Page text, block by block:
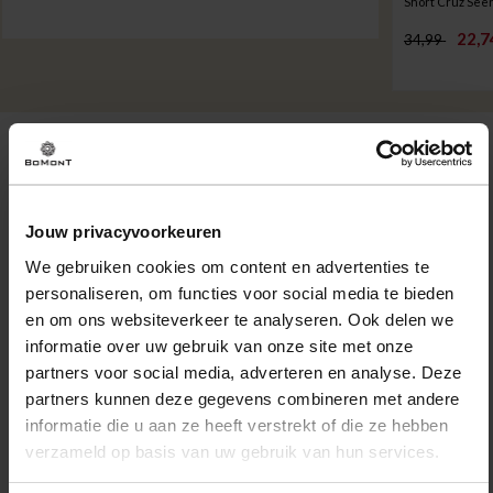
Jouw privacyvoorkeuren
We gebruiken cookies om content en advertenties te
personaliseren, om functies voor social media te bieden
en om ons websiteverkeer te analyseren. Ook delen we
informatie over uw gebruik van onze site met onze
partners voor social media, adverteren en analyse. Deze
partners kunnen deze gegevens combineren met andere
informatie die u aan ze heeft verstrekt of die ze hebben
verzameld op basis van uw gebruik van hun services.
34,99
Eigenschappen
Artikelnummer
258843-WT
Omschrijving
uitstraling met streeppatroon, korte mouwen en een
spreidkraag met overhemdkraag. De knoopsluiting en
rechte zoom zorgen voor een praktische pasvorm. Draag
open over een T-shirt of dicht op een chino.
Altijd gratis bezorging